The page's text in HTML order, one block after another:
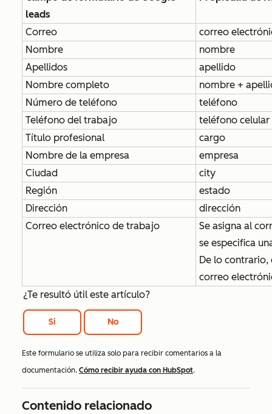
leads
Correo
correo
Nombre
nombre
Apellidos
apellido
Nombre completo
nombre +
Número de teléfono
teléfono
Teléfono del trabajo
teléfono celular
Título profesional
cargo
Nombre de la empresa
empresa
Ciudad
city
Región
estado
Dirección
dirección
Correo electrónico de trabajo
Se asigna al
se especifica
De lo
correo
¿Te resultó útil este artículo?
Si No
Este formulario se utiliza solo para recibir comentarios a la
documentación. Cómo recibir ayuda con HubSpot.
Contenido relacionado